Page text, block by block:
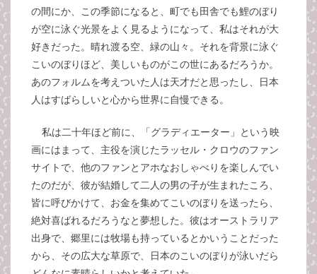
の間にか、この季節になると、町でも田舎でも鯉のぼり
が空に泳ぐ光景をよく見るようになって、私はそれが大
好きだった。晴れ渡る空、緑の山々。それを背景に泳ぐ
こいのぼりほど、美しいものがこの世にあるだろうか。
あのフォルムを考えついた人は天才だと思ったし、日本
人はすばらしいと心から世界に自慢できる。
私は二十年ほど前に、「グラディエーター」という映
画にはまって、主役を演じたラッセル・クロウのファン
サイトで、他のファンとアホなおしゃべりを楽しんでい
たのだが、彼が結婚して二人の男の子が生まれたころ、
皆に呼びかけて、お金を集めてこいのぼりを送ったら、
絶対喜ばれるだろうなと夢想した。彼はオーストラリア
出身で、郷里には牧場も持っているとかいうことだった
から、その広大な草原で、日本のこいのぼりが泳いだら